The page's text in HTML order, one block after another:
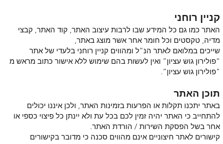
קניין רוחני
האתר כמו גם כל המידע שבו לרבות עיצוב האתר, קוד האתר, קבצי
מדיה, טקסטים וכל חומר אחר אשר מוצג באתר,
שייכים במלואם לאתר הנ”ל ומהווים קניין רוחני בלעדי של אתר
“פולירון גוש עציון” ואין לעשות בהם שימוש ללא אישור כתוב מראש מ
"פולירון גוש עציון”.
תוכן האתר
באתר יתכנו תקלות או הפרעות בזמינות האתר, ולכן איננו יכולים
להתחייב כי האתר יהיה זמין לכם בכל עת ולא יינתן כל פיצוי כספי או
אחר בשל הפסקת השירות / הורדת האתר.
קישורים לאתר חיצוניים אינם מהווים סכנה כי מדובר בקישורים